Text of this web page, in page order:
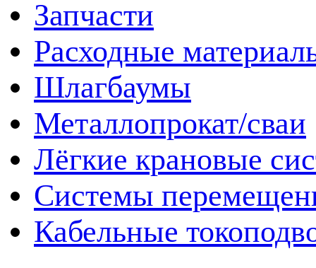
Запчасти
Расходные
Шлагбаумы
Металлопрокат/сваи
Лёгкие крановые
Системы
Кабельные